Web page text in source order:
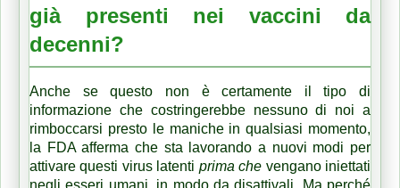
già presenti nei vaccini da
decenni?
Anche se questo non è certamente il tipo di
informazione che costringerebbe nessuno di noi a
rimboccarsi presto le maniche in qualsiasi momento,
la FDA afferma che sta lavorando a nuovi modi per
attivare questi virus latenti prima che vengano iniettati
negli esseri umani, in modo da disattivali.
Ma perché